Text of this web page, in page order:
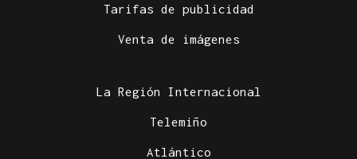
Tarifas de publicidad
Venta de imágenes
La Región Internacional
Telemiño
Atlántico